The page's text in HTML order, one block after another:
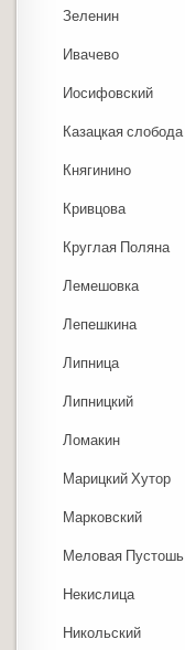
Зеленин
Ивачево
Иосифовский
Казацкая слобода
Княгинино
Кривцова
Круглая Поляна
Лемешовка
Лепешкина
Липница
Липницкий
Ломакин
Марицкий Хутор
Марковский
Меловая Пустошь
Некислица
Никольский